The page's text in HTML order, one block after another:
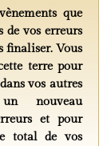
que
de vos erreurs
finaliser. Vous
terre pour
vos autres
nouveau
et pour
total de vos